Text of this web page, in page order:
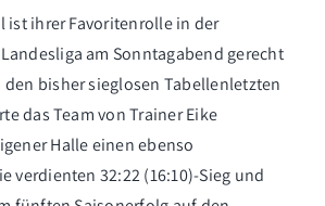
ist ihrer Favoritenrolle in der
am Sonntagabend gerecht
den bisher sieglosen Tabellenletzten
das Team von Trainer Eike
Halle einen ebenso
verdienten 32:22 (16:10)-Sieg und